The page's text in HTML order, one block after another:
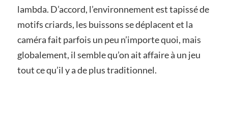
lambda. D’accord, l’environnement est tapissé de
motifs criards, les buissons se déplacent et la
caméra fait parfois un peu n’importe quoi, mais
globalement, il semble qu’on ait affaire à un jeu
tout ce qu’il y a de plus traditionnel.